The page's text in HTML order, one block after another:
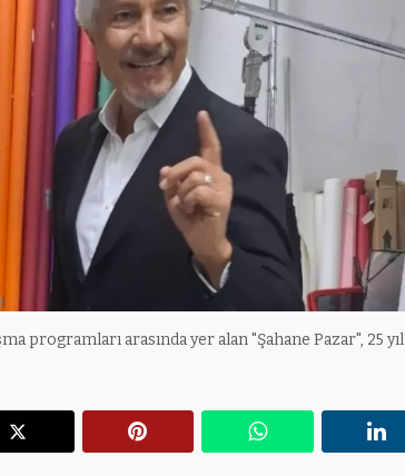
programları arasında yer alan "Şahane Pazar", 25 yıl